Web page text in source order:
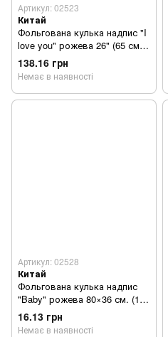
Артикул: 02523
Китай
Фольгована кулька надпис "I
love you" рожева 26" (65 см) 1
шт
138.16 грн
Немає в наявності
Артикул: 02528
Китай
Фольгована кулька надпис
"Baby" рожева 80×36 см. (1
шт)
16.13 грн
Немає в наявності